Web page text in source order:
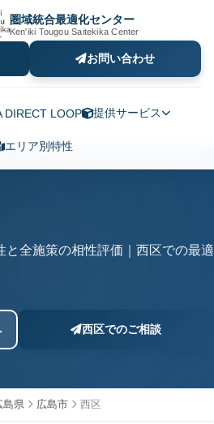
圏域統合最適化センター
Ken'iki Tougou Saitekika Center
お問い合わせ
DIRECT LOOP 提供サービス
エリア別特性
と全施策の相性評価｜西区での最適
西区でのご相談
島県 広島市 西区